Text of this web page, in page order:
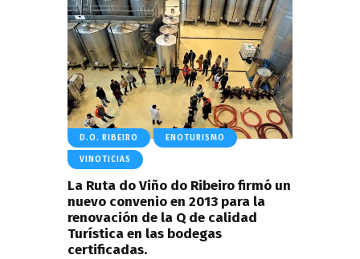
D.O. RIBEIRO ENOTURISMO
VINOTICIAS
La Ruta do Viño do Ribeiro firmó un
nuevo convenio en 2013 para la
renovación de la Q de calidad
Turística en las bodegas
certificadas.